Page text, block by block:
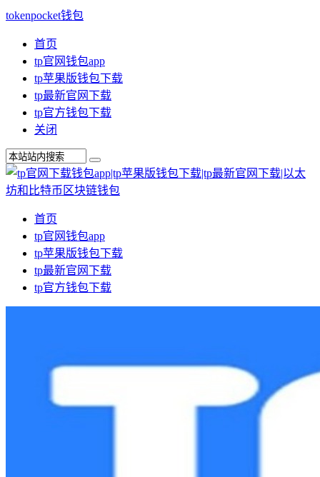
tokenpocket钱包
首页
tp官网钱包app
tp苹果版钱包下载
tp最新官网下载
tp官方钱包下载
关闭
首页
tp官网钱包app
tp苹果版钱包下载
tp最新官网下载
tp官方钱包下载